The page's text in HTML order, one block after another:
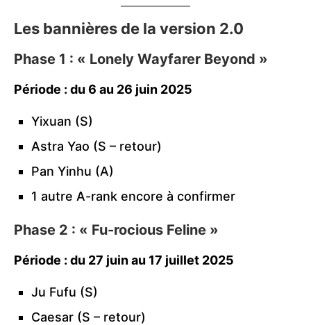
Les bannières de la version 2.0
Phase 1 : « Lonely Wayfarer Beyond »
Période : du 6 au 26 juin 2025
Yixuan (S)
Astra Yao (S – retour)
Pan Yinhu (A)
1 autre A-rank encore à confirmer
Phase 2 : « Fu-rocious Feline »
Période : du 27 juin au 17 juillet 2025
Ju Fufu (S)
Caesar (S – retour)